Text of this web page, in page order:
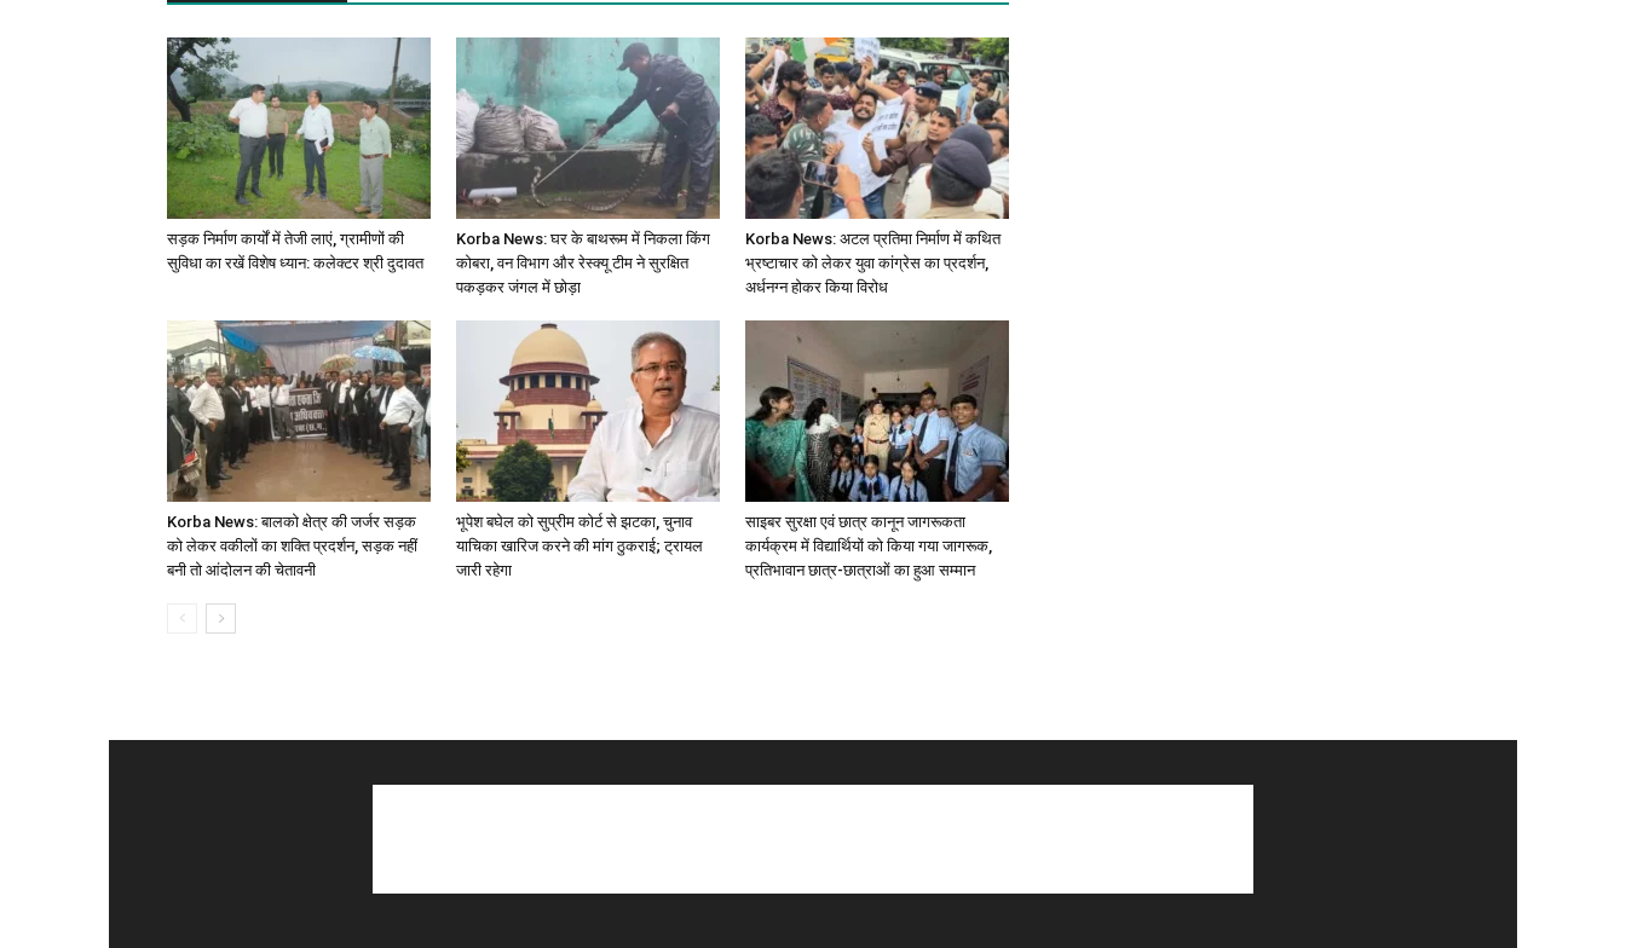
सड़क निर्माण कार्यों में तेजी लाएं, ग्रामीणों की
सुविधा का रखें विशेष ध्यान: कलेक्टर श्री दुदावत
Korba News: घर के बाथरूम में निकला किंग
कोबरा, वन विभाग और रेस्क्यू टीम ने सुरक्षित
पकड़कर जंगल में छोड़ा
Korba News: अटल प्रतिमा निर्माण में कथित
भ्रष्टाचार को लेकर युवा कांग्रेस का प्रदर्शन,
अर्धनग्न होकर किया विरोध
Korba News: बालको क्षेत्र की जर्जर सड़क
को लेकर वकीलों का शक्ति प्रदर्शन, सड़क नहीं
बनी तो आंदोलन की चेतावनी
भूपेश बघेल को सुप्रीम कोर्ट से झटका, चुनाव
याचिका खारिज करने की मांग ठुकराई; ट्रायल
जारी रहेगा
साइबर सुरक्षा एवं छात्र कानून जागरूकता
कार्यक्रम में विद्यार्थियों को किया गया जागरूक,
प्रतिभावान छात्र-छात्राओं का हुआ सम्मान